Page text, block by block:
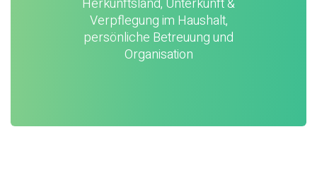
Verpflegung im Haushalt,
persönliche Betreuung und
Organisation